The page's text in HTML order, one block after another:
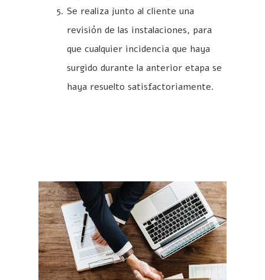
Se realiza junto al cliente una
revisión de las instalaciones, para
que cualquier incidencia que haya
surgido durante la anterior etapa se
haya resuelto satisfactoriamente.